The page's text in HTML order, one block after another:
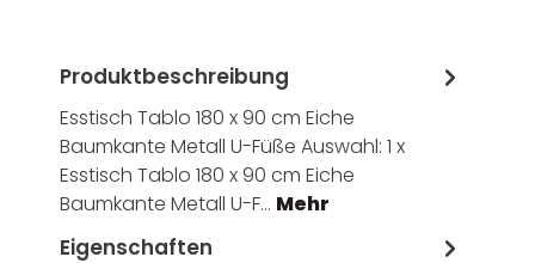
Produktbeschreibung
Esstisch Tablo 180 x 90 cm Eiche
Baumkante Metall U-Füße Auswahl: 1 x
Esstisch Tablo 180 x 90 cm Eiche
Baumkante Metall U-F… Mehr
Eigenschaften